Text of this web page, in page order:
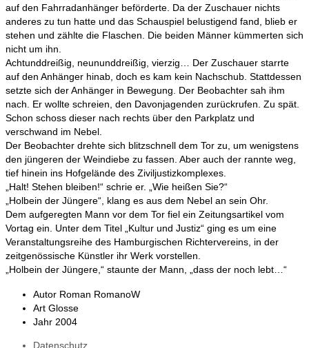
auf den Fahrradanhänger beförderte. Da der Zuschauer nichts
anderes zu tun hatte und das Schauspiel belustigend fand, blieb er
stehen und zählte die Flaschen. Die beiden Männer kümmerten sich
nicht um ihn.
Achtunddreißig, neununddreißig, vierzig… Der Zuschauer starrte
auf den Anhänger hinab, doch es kam kein Nachschub. Stattdessen
setzte sich der Anhänger in Bewegung. Der Beobachter sah ihm
nach. Er wollte schreien, den Davonjagenden zurückrufen. Zu spät.
Schon schoss dieser nach rechts über den Parkplatz und
verschwand im Nebel.
Der Beobachter drehte sich blitzschnell dem Tor zu, um wenigstens
den jüngeren der Weindiebe zu fassen. Aber auch der rannte weg,
tief hinein ins Hofgelände des Ziviljustizkomplexes.
„Halt! Stehen bleiben!“ schrie er. „Wie heißen Sie?“
„Holbein der Jüngere“, klang es aus dem Nebel an sein Ohr.
Dem aufgeregten Mann vor dem Tor fiel ein Zeitungsartikel vom
Vortag ein. Unter dem Titel „Kultur und Justiz“ ging es um eine
Veranstaltungsreihe des Hamburgischen Richtervereins, in der
zeitgenössische Künstler ihr Werk vorstellen.
„Holbein der Jüngere,“ staunte der Mann, „dass der noch lebt…“
Autor Roman RomanoW
Art Glosse
Jahr 2004
Datenschutz